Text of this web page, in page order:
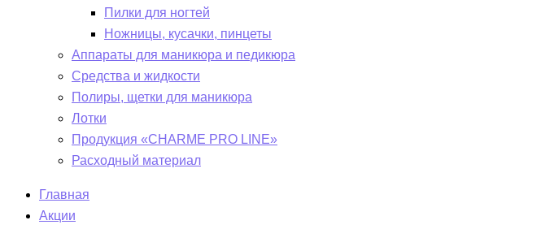
Пилки для ногтей
Ножницы, кусачки, пинцеты
Аппараты для маникюра и педикюра
Средства и жидкости
Полиры, щетки для маникюра
Лотки
Продукция «CHARME PRO LINE»
Расходный материал
Главная
Акции